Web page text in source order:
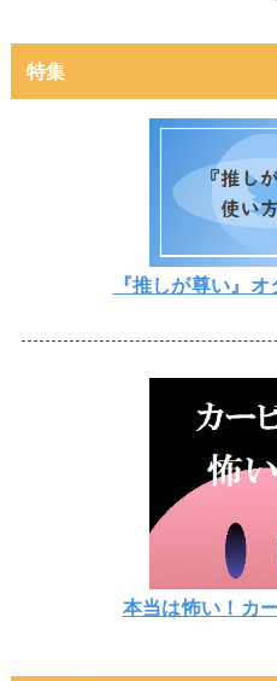
特集
『推しが尊い』
本当は怖い！カ